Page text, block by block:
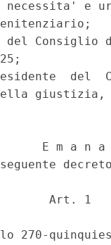
necessita' e
del Consiglio
del
giustizia,
E m a n a
Art. 1
270-